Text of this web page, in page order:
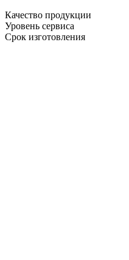
Качество продукции
Уровень сервиса
Срок изготовления